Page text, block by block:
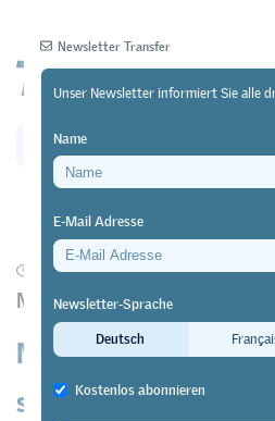
30/05/24 Praxis https://
Modulares
Massgeschneidert
standardisiert
Newsletter Transfer
Unser Newsletter informiert Sie alle
Name
E-Mail Adresse
Newsletter-Sprache
Deutsch
Kostenlos abonnieren